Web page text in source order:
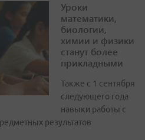
Уроки
математики,
биологии,
химии и физики
станут более
прикладными
Также с 1 сентября
следующего года
навыки работы с
результатов